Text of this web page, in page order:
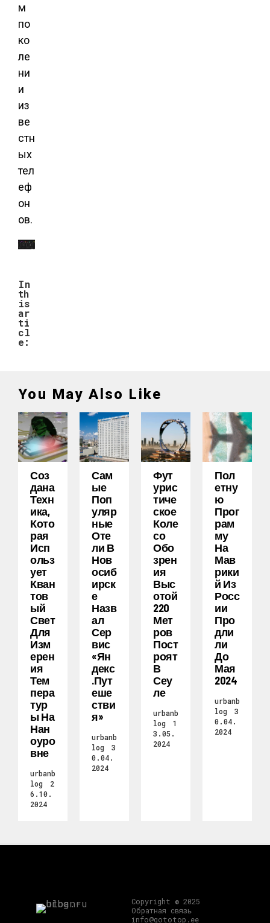
м
по
ко
ле
ни
и
из
ве
стн
ых
тел
еф
он
ов.
In
th
is
ar
ti
cl
e:
You May Also Like
Соз
Дана
Техн
Ика,
Кото
Рая
Исп
Ольз
Ует
Кван
Тов
Ый
Свет
Для
Изм
Ерен
Ия
Тем
Пера
Тур
Ы На
Нан
Оуро
Вне
urbanb
log
2
6.10.
2024
Сам
Ые
Поп
Уляр
Ные
Оте
Ли В
Нов
Осиб
Ирск
Е
Назв
Ал
Сер
Вис
«Ян
Декс
.Пут
Еше
Стви
Я»
urbanb
log
3
0.04.
2024
Фут
Урис
Тиче
Ское
Коле
Со
Обо
Зрен
Ия
Выс
Отой
220
Мет
Ров
Пост
Роят
В
Сеу
Ле
urbanb
log
1
3.05.
2024
Пол
Етну
Ю
Прог
Рам
Му
На
Мав
Рики
Й Из
Росс
Ии
Про
Дли
Ли
До
Мая
2024
urbanb
log
3
0.04.
2024
Copyright © 2025
Обратная связь
info@gototop.ee